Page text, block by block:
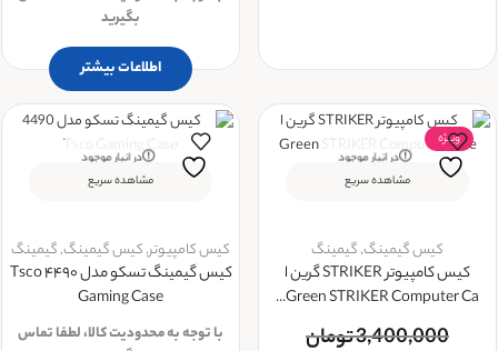
بگیرید
اطلاعات بیشتر
ویــژه
در انبار موجود
نمی باشد
مشاهده سریع
کیس گیمینگ,گیمینگ
کیس کامپیوتر STRIKER گرین ا
Green STRIKER Computer Ca...
3,400,000تومان
در انبار موجود
نمی باشد
مشاهده سریع
کیس کامپیوتر,کیس گیمینگ,گیمینگ
کیس گیمینگ تسکو مدل ۴۴۹۰ Tsco
Gaming Case
با توجه به محدودیت کالا، لطفا تماس